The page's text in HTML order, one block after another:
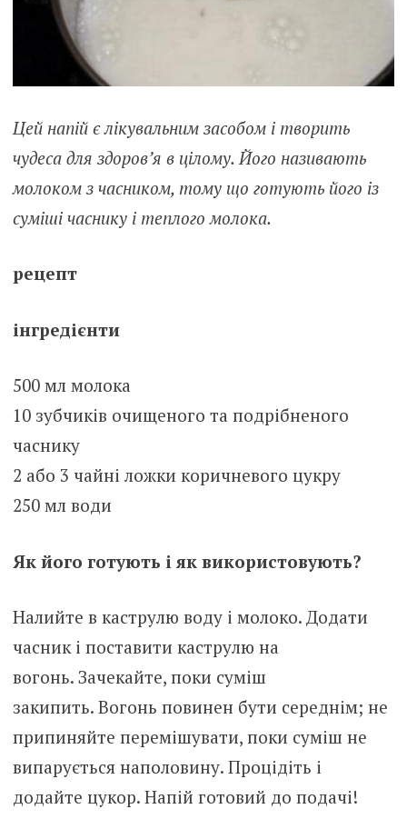
Цей напій є лікувальним засобом і творить
чудеса для здоров’я в цілому. Його називають
молоком з часником, тому що готують його із
суміші часнику і теплого молока.
рецепт
інгредієнти
500 мл молока
10 зубчиків очищеного та подрібненого
часнику
2 або 3 чайні ложки коричневого цукру
250 мл води
Як його готують і як використовують?
Налийте в каструлю воду і молоко. Додати
часник і поставити каструлю на
вогонь. Зачекайте, поки суміш
закипить. Вогонь повинен бути середнім; не
припиняйте перемішувати, поки суміш не
випарується наполовину. Процідіть і
додайте цукор. Напій готовий до подачі!